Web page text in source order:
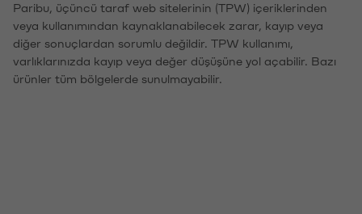
Paribu, üçüncü taraf web sitelerinin (TPW) içeriklerinden
veya kullanımından kaynaklanabilecek zarar, kayıp veya
diğer sonuçlardan sorumlu değildir. TPW kullanımı,
varlıklarınızda kayıp veya değer düşüşüne yol açabilir. Bazı
ürünler tüm bölgelerde sunulmayabilir.